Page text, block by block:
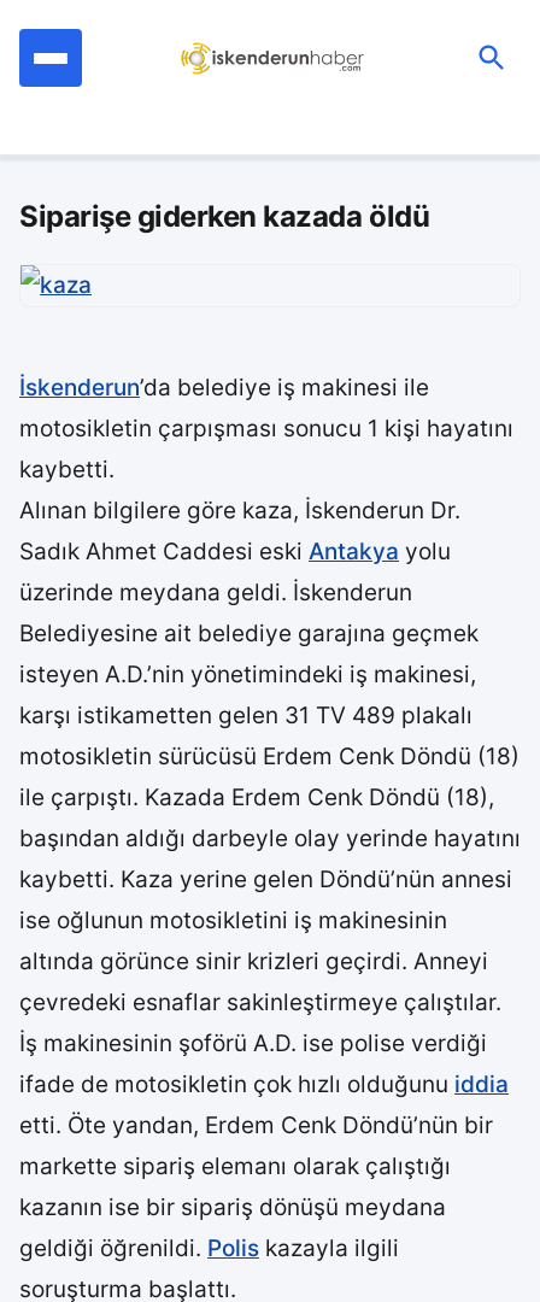
Siparişe giderken kazada öldü
İskenderun’da belediye iş makinesi ile
motosikletin çarpışması sonucu 1 kişi hayatını
kaybetti.
Alınan bilgilere göre kaza, İskenderun Dr.
Sadık Ahmet Caddesi eski Antakya yolu
üzerinde meydana geldi. İskenderun
Belediyesine ait belediye garajına geçmek
isteyen A.D.’nin yönetimindeki iş makinesi,
karşı istikametten gelen 31 TV 489 plakalı
motosikletin sürücüsü Erdem Cenk Döndü (18)
ile çarpıştı. Kazada Erdem Cenk Döndü (18),
başından aldığı darbeyle olay yerinde hayatını
kaybetti. Kaza yerine gelen Döndü’nün annesi
ise oğlunun motosikletini iş makinesinin
altında görünce sinir krizleri geçirdi. Anneyi
çevredeki esnaflar sakinleştirmeye çalıştılar.
İş makinesinin şoförü A.D. ise polise verdiği
ifade de motosikletin çok hızlı olduğunu iddia
etti. Öte yandan, Erdem Cenk Döndü’nün bir
markette sipariş elemanı olarak çalıştığı
kazanın ise bir sipariş dönüşü meydana
geldiği öğrenildi. Polis kazayla ilgili
soruşturma başlattı.